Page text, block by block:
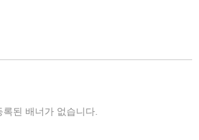
록된 배너가 없습니다.